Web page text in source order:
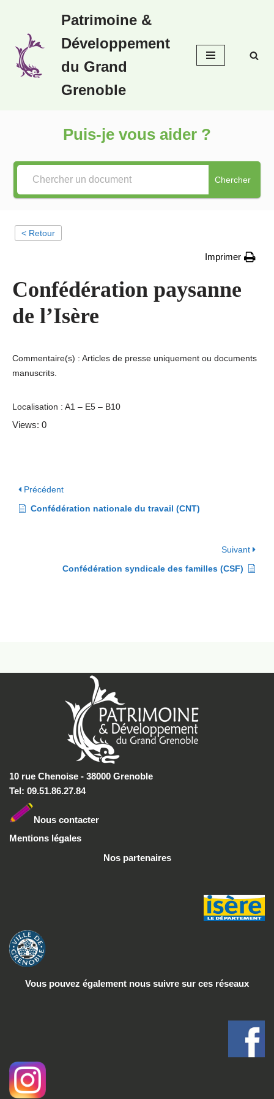
au
contenu
Patrimoine &
Développement
du Grand
Grenoble
Puis-je vous aider ?
Chercher
< Retour
Imprimer
Confédération paysanne
de l’Isère
Commentaire(s) : Articles de presse uniquement ou documents
manuscrits.
Localisation : A1 – E5 – B10
Views: 0
Précédent
Confédération nationale du travail (CNT)
Suivant
Confédération syndicale des familles (CSF)
10 rue Chenoise - 38000 Grenoble
Tel: 09.51.86.27.84
Nous contacter
Mentions légales
Nos partenaires
Vous pouvez également nous suivre sur ces réseaux